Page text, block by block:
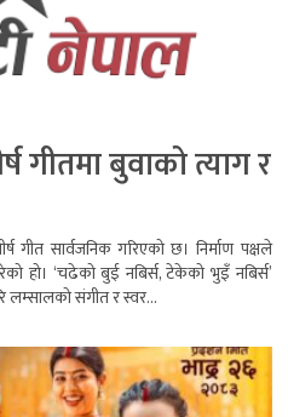
गीतमा बुवाको त्याग र
गीत सार्वजनिक गरिएको छ। निर्माण पक्षले
हो। ‘चढेको बुई नबिर्स, टेकेको भुइँ नबिर्स’
लम्सालको संगीत र स्वर...